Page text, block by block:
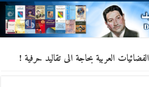
الفضائيات العربية بحاجة الى تقاليد حرفية !